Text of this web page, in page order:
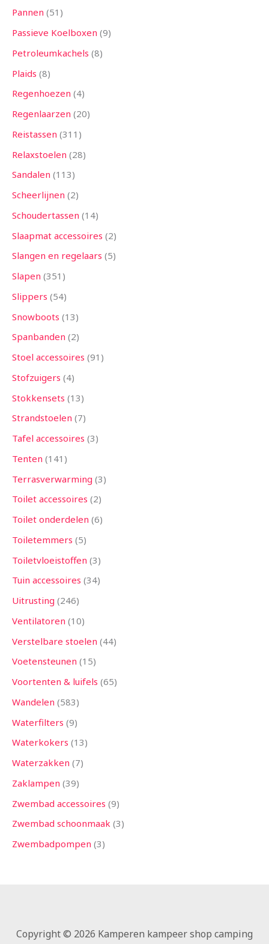
Pannen 51
Passieve Koelboxen 9
Petroleumkachels 8
Plaids 8
Regenhoezen 4
Regenlaarzen 20
Reistassen 311
Relaxstoelen 28
Sandalen 113
Scheerlijnen 2
Schoudertassen 14
Slaapmat accessoires 2
Slangen en regelaars 5
Slapen 351
Slippers 54
Snowboots 13
Spanbanden 2
Stoel accessoires 91
Stofzuigers 4
Stokkensets 13
Strandstoelen 7
Tafel accessoires 3
Tenten 141
Terrasverwarming 3
Toilet accessoires 2
Toilet onderdelen 6
Toiletemmers 5
Toiletvloeistoffen 3
Tuin accessoires 34
Uitrusting 246
Ventilatoren 10
Verstelbare stoelen 44
Voetensteunen 15
Voortenten & luifels 65
Wandelen 583
Waterfilters 9
Waterkokers 13
Waterzakken 7
Zaklampen 39
Zwembad accessoires 9
Zwembad schoonmaak 3
Zwembadpompen 3
Copyright © 2026 Kamperen kampeer shop camping